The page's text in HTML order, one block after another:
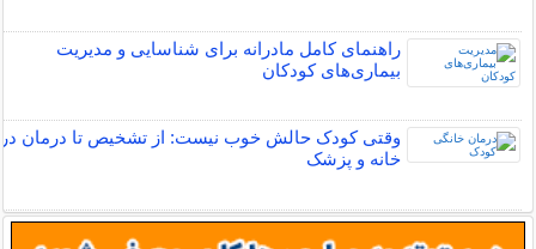
راهنمای کامل مادرانه برای شناسایی و مدیریت
بیماری‌های کودکان
وقتی کودک حالش خوب نیست: از تشخیص تا درمان در
خانه و پزشک